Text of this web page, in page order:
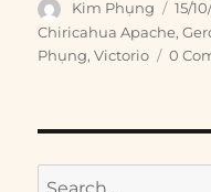
Author
Kim Phụng
on
15/
Chiricahua Apache,
Phụng,Victorio 0
Search